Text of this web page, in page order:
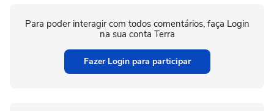
Para poder interagir com todos comentários, faça Login
na sua conta Terra
Fazer Login para participar